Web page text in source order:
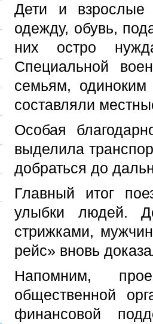
Дети и взрослые
одежду, обувь,
них остро
Специальной
семьям,
составляли
Особая
выделила
добраться до
Главный итог
улыбки людей.
стрижками,
рейс» вновь
Напомним,
общественной
финансовой